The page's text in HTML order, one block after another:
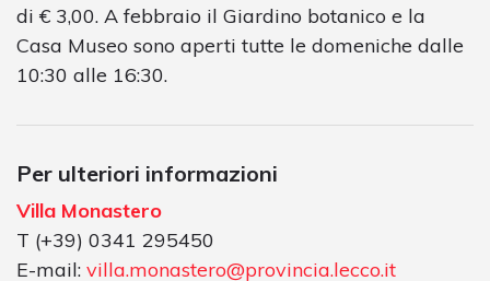
di € 3,00. A febbraio il Giardino botanico e la
Casa Museo sono aperti tutte le domeniche dalle
10:30 alle 16:30.
Per ulteriori informazioni
Villa Monastero
T (+39) 0341 295450
E-mail: villa.monastero@provincia.lecco.it